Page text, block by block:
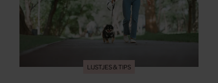
LIJSTJES & TIPS